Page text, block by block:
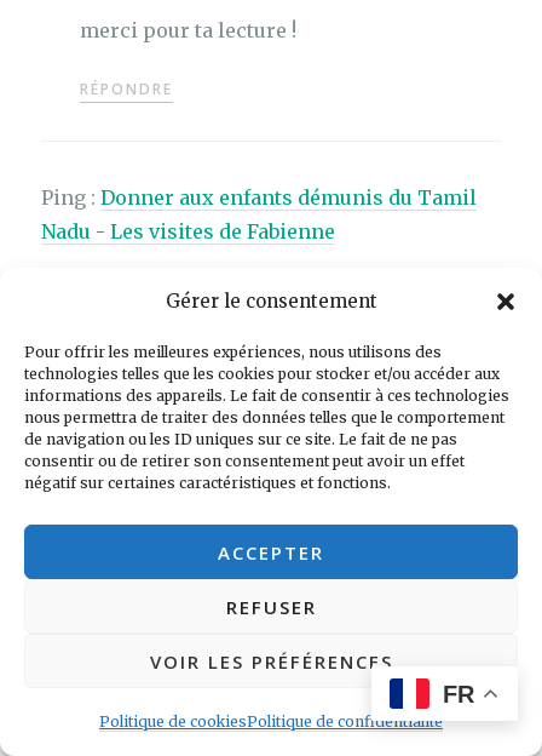
Gérer le consentement
Pour offrir les meilleures expériences, nous utilisons des
technologies telles que les cookies pour stocker et/ou accéder aux
informations des appareils. Le fait de consentir à ces technologies
nous permettra de traiter des données telles que le comportement
de navigation ou les ID uniques sur ce site. Le fait de ne pas
consentir ou de retirer son consentement peut avoir un effet
négatif sur certaines caractéristiques et fonctions.
ACCEPTER
REFUSER
VOIR LES PRÉFÉRENCES
Politique de cookiesPolitique de confidentialité
merci pour ta lecture !
RÉPONDRE
Ping :Donner aux enfants démunis du Tamil
Nadu - Les visites de Fabienne
Laisser un commentaire
Votre adresse e-mail ne sera pas publiée. Les
champs obligatoires sont indiqués avec
FR